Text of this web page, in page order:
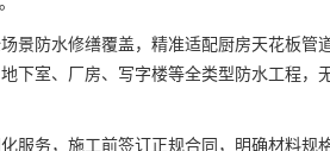
景防水修缮覆盖，精准适配厨房天花板
下室、厂房、写字楼等全类型防水工程
服务，施工前签订正规合同，明确材料